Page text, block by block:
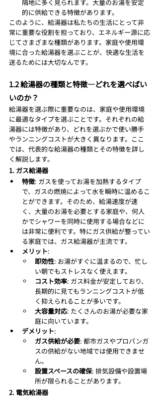
隔地に多く見られます。大量のお湯を安定
的に供給できる特徴があります。
このように、給湯器は私たちの生活にとって非
常に重要な役割を担っており、エネルギー源に応
じてさまざまな種類があります。家庭や使用環
境に合った給湯器を選ぶことが、快適な生活を
送るためには大切なんです。
1.2 給湯器の種類と特徴—どれを選べばい
いのか？
給湯器を選ぶ際に重要なのは、家庭や使用環境
に最適なタイプを選ぶことです。それぞれの給
湯器には特徴があり、どれを選ぶかで使い勝手
やランニングコストが大きく異なります。ここ
では、代表的な給湯器の種類とその特徴を詳し
く解説します。
1. ガス給湯器
特徴: ガスを使ってお湯を加熱するタイプ
で、ガスの燃焼によって水を瞬時に温めるこ
とができます。そのため、給湯速度が速
く、大量のお湯を必要とする家庭や、何人
かでシャワーを同時に使用する場合などに
は非常に便利です。特にガス供給が整ってい
る家庭では、ガス給湯器が主流です。
メリット:
即効性: お湯がすぐに温まるので、忙し
い朝でもストレスなく使えます。
コスト効率: ガス料金が安定しており、
長期的に見てもランニングコストが低
く抑えられることが多いです。
大容量対応: たくさんのお湯が必要な家
庭に向いています。
デメリット:
ガス供給が必要: 都市ガスやプロパンガ
スの供給がない地域では使用できませ
ん。
設置スペースの確保: 排気設備や設置場
所が限られることがあります。
2. 電気給湯器